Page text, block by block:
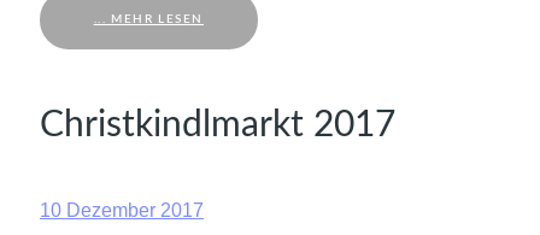
... MEHR LESEN
Christkindlmarkt 2017
10 Dezember 2017